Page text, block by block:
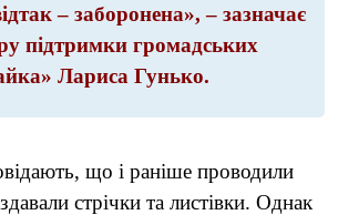
– заборонена», – зазначає
підтримки громадських
Лариса Гунько.
що і раніше проводили
стрічки та листівки. Однак